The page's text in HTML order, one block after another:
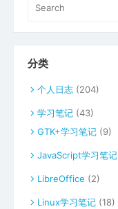
for:
分类
个人日志 (204)
学习笔记 (43)
GTK+学习笔记 (9)
JavaScript学习笔记
LibreOffice (2)
Linux学习笔记 (18)